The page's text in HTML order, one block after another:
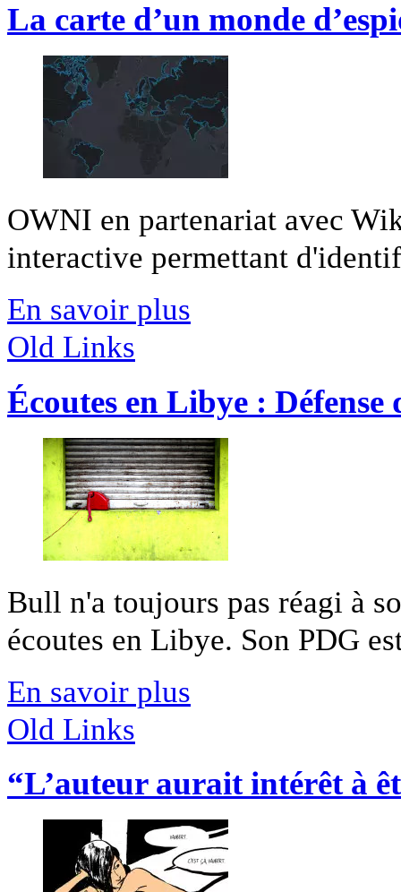
La carte d’un monde
OWNI en partenariat avec
interactive permettant
En savoir plus
Old Links
Écoutes en Libye :
Bull n'a toujours pas réagi à
écoutes en Libye. Son PDG
En savoir plus
Old Links
“L’auteur aurait intérêt à